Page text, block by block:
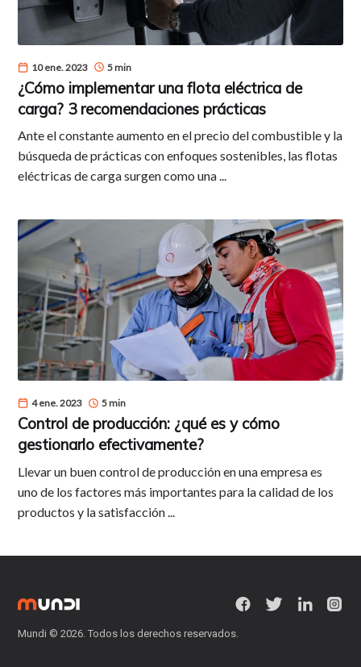
10 ene. 2023 5 min
¿Cómo implementar una flota eléctrica de
carga? 3 recomendaciones prácticas
Ante el constante aumento en el precio del combustible y la
búsqueda de prácticas con enfoques sostenibles, las flotas
eléctricas de carga surgen como una ...
4 ene. 2023 5 min
Control de producción: ¿qué es y cómo
gestionarlo efectivamente?
Llevar un buen control de producción en una empresa es
uno de los factores más importantes para la calidad de los
productos y la satisfacción ...
Mundi © 2026. Todos los derechos reservados.